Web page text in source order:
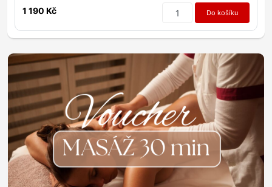
1 190 Kč Do košíku